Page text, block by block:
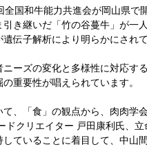
国和牛能力共進会が岡山県で
き継いだ「竹の谷蔓牛」が一
伝子解析により明らかにされて
ーズの変化と多様性に対応す
重要性が唱えられています。
、「食」の観点から、肉肉学
クリエイター 戸田康利氏、
ていることに着目して、中山